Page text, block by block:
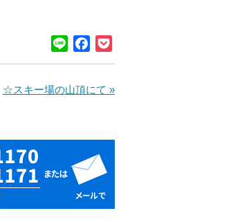
Line Facebook
☆スキー場の山頂にて »